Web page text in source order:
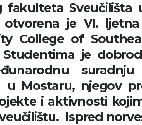
Sveučilišta
je VI.
College of
Studentima je
suradnju
u Mostaru, njegov
i aktivnosti
Ispred